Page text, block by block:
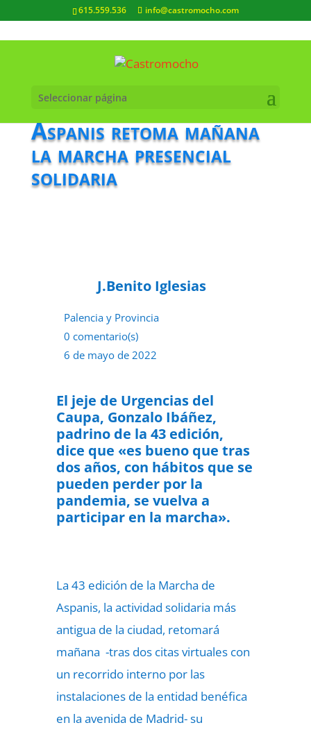
615.559.536 info@castromocho.com
Seleccionar página
Aspanis retoma mañana
la marcha presencial
solidaria
J.Benito Iglesias
Palencia y Provincia
0 comentario(s)
6 de mayo de 2022
El jeje de Urgencias del
Caupa, Gonzalo Ibáñez,
padrino de la 43 edición,
dice que «es bueno que tras
dos años, con hábitos que se
pueden perder por la
pandemia, se vuelva a
participar en la marcha».
La 43 edición de la Marcha de
Aspanis, la actividad solidaria más
antigua de la ciudad, retomará
mañana -tras dos citas virtuales con
un recorrido interno por las
instalaciones de la entidad benéfica
en la avenida de Madrid- su